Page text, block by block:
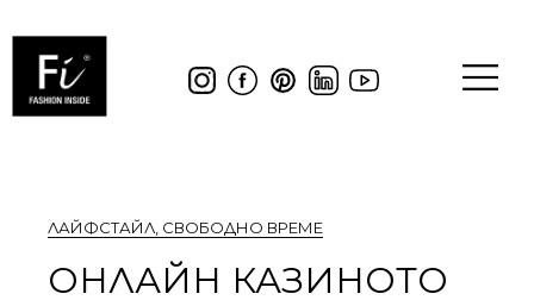
ЛАЙФСТАЙЛ СВОБОДНО ВРЕМЕ
ОНЛАЙН КАЗИНОТО